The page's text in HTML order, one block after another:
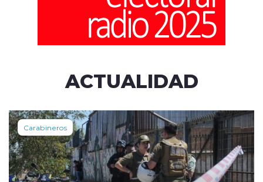
ACTUALIDAD
Carabineros